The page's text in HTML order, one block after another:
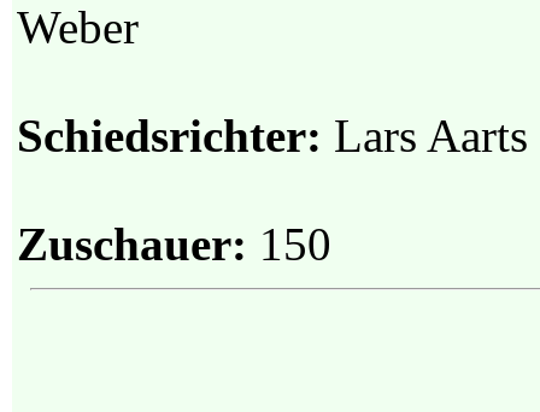
Weber‎
Schiedsrichter: Lars
Zuschauer: 150